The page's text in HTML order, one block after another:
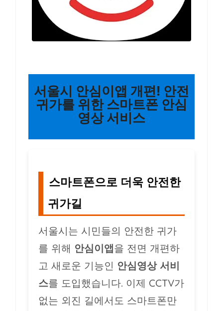
서울시 안심이앱 개편! 안전
귀가를 위한 스마트폰 안심
영상 서비스
스마트폰으로 더욱 안전한
귀가길
서울시는 시민들의 안전한 귀가
를 위해 안심이앱을 전면 개편하
고 새로운 기능인 안심영상 서비
스를 도입했습니다. 이제 CCTV가
없는 외진 길에서도 스마트폰만